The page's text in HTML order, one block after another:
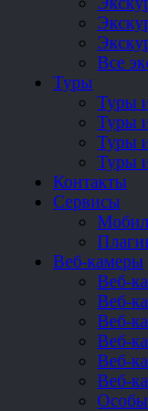
Все
Туры
Туры
Туры
Туры
Туры
Контакты
Сервисы
Веб-камеры
Веб-
Веб-
Веб-
Веб-
Веб-
Веб-